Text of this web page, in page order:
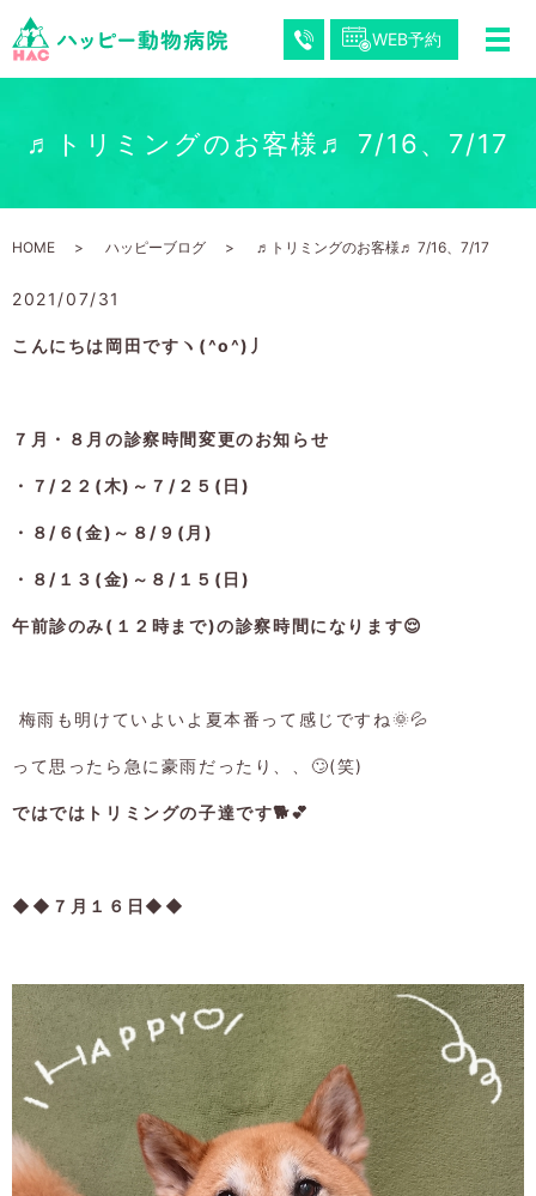
WEB予約
♬トリミングのお客様♬ 7/16、7/17
HOME ハッピーブログ ♬トリミングのお客様♬ 7/16、7/17
2021/07/31
こんにちは岡田ですヽ(^o^)丿
７月・８月の診察時間変更のお知らせ
・７/２２(木)～７/２５(日)
・８/６(金)～８/９(月)
・８/１３(金)～８/１５(日)
午前診のみ(１２時まで)の診察時間になります😌
梅雨も明けていよいよ夏本番って感じですね🌞💦
って思ったら急に豪雨だったり、、🙄(笑)
ではではトリミングの子達です🐕💕
◆◆７月１６日◆◆